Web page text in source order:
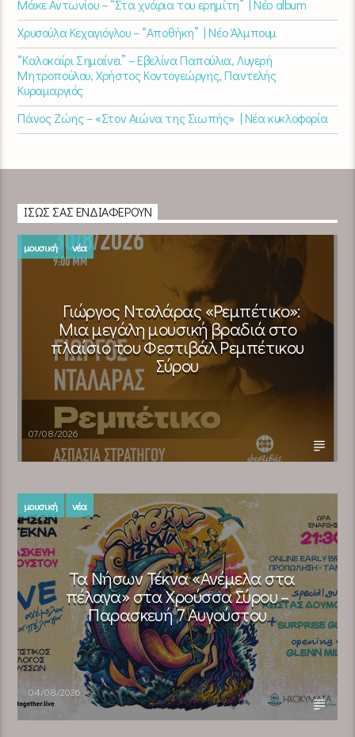
Μάκε Αντωνίου – “Στα χνάρια του ερημίτη” | Νέο album
Χρυσούλα Κεχαγιόγλου – “Αποθήκη” | Νέο Άλμπουμ
“Καλοκαίρι Σημαίνει” – Εβελίνα Παπούλια, Λυγερή
Μητροπούλου, Χρήστος Κοντογεώργης, Παντελής
Κυραμαργιός
Πάνος Ζώης – «Στον Αιώνα της Σιωπής» | Νέα κυκλοφορία
ΊΣΩΣ ΣΑΣ ΕΝΔΙΑΦΈΡΟΥΝ
μουσική νέα
Γιώργος Νταλάρας «Ρεμπέτικο»:
Μια μεγάλη μουσική βραδιά στο
πλαίσιο του Φεστιβάλ Ρεμπέτικου
Σύρου
07/08/2026
μουσική νέα
Τα Νήσων Τέκνα «Ανέμελα στα
πέλαγα» στα Χρούσσα Σύρου –
Παρασκευή 7 Αυγούστου
04/08/2026